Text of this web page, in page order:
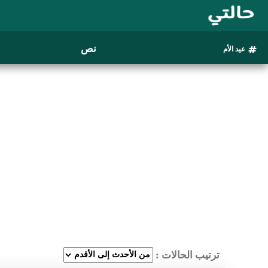
عيد الأم نص
ترتيب الحالات :